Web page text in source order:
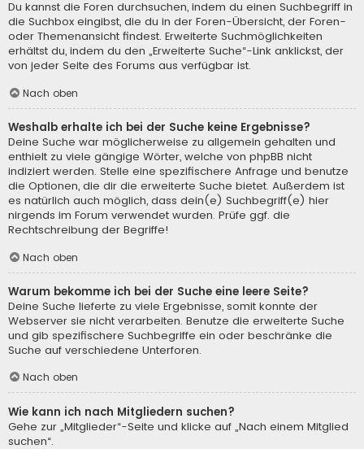
Du kannst die Foren durchsuchen, indem du einen Suchbegriff in
die Suchbox eingibst, die du in der Foren-Übersicht, der Foren-
oder Themenansicht findest. Erweiterte Suchmöglichkeiten
erhältst du, indem du den „Erweiterte Suche“-Link anklickst, der
von jeder Seite des Forums aus verfügbar ist.
Nach oben
Weshalb erhalte ich bei der Suche keine Ergebnisse?
Deine Suche war möglicherweise zu allgemein gehalten und
enthielt zu viele gängige Wörter, welche von phpBB nicht
indiziert werden. Stelle eine spezifischere Anfrage und benutze
die Optionen, die dir die erweiterte Suche bietet. Außerdem ist
es natürlich auch möglich, dass dein(e) Suchbegriff(e) hier
nirgends im Forum verwendet wurden. Prüfe ggf. die
Rechtschreibung der Begriffe!
Nach oben
Warum bekomme ich bei der Suche eine leere Seite?
Deine Suche lieferte zu viele Ergebnisse, somit konnte der
Webserver sie nicht verarbeiten. Benutze die erweiterte Suche
und gib spezifischere Suchbegriffe ein oder beschränke die
Suche auf verschiedene Unterforen.
Nach oben
Wie kann ich nach Mitgliedern suchen?
Gehe zur „Mitglieder“-Seite und klicke auf „Nach einem Mitglied
suchen“.